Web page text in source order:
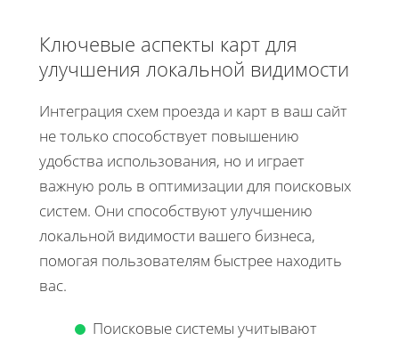
Ключевые аспекты карт для
улучшения локальной видимости
Интеграция схем проезда и карт в ваш сайт
не только способствует повышению
удобства использования, но и играет
важную роль в оптимизации для поисковых
систем. Они способствуют улучшению
локальной видимости вашего бизнеса,
помогая пользователям быстрее находить
вас.
Поисковые системы учитывают